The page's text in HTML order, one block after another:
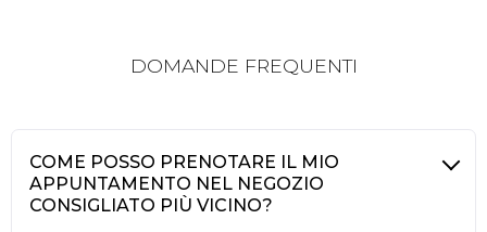
DOMANDE FREQUENTI
COME POSSO PRENOTARE IL MIO
APPUNTAMENTO NEL NEGOZIO
CONSIGLIATO PIÙ VICINO?